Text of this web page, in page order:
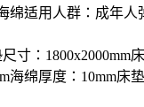
绵适用人群：成年人
寸：1800x2000mm
海绵厚度：10mm床